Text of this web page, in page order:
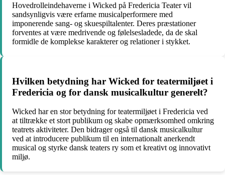
Hovedrolleindehaverne i Wicked på Fredericia Teater vil
sandsynligvis være erfarne musicalperformere med
imponerende sang- og skuespiltalenter. Deres præstationer
forventes at være medrivende og følelsesladede, da de skal
formidle de komplekse karakterer og relationer i stykket.
Hvilken betydning har Wicked for teatermiljøet i
Fredericia og for dansk musicalkultur generelt?
Wicked har en stor betydning for teatermiljøet i Fredericia ved
at tiltrække et stort publikum og skabe opmærksomhed omkring
teatrets aktiviteter. Den bidrager også til dansk musicalkultur
ved at introducere publikum til en internationalt anerkendt
musical og styrke dansk teaters ry som et kreativt og innovativt
miljø.